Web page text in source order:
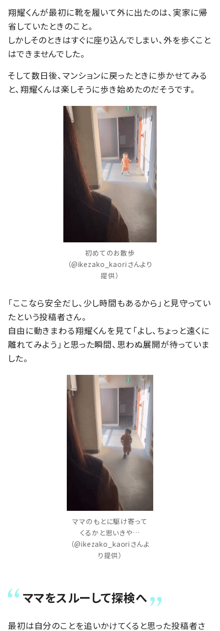
翔耀くんが最初に靴を履いて外に出たのは、実家に帰
省していたときのこと。
しかしそのときはすぐに座り込んでしまい、外を歩くこと
はできませんでした。
そして数日後、マンションに戻ったときに歩かせてみる
と、翔耀くんは楽しそうに歩き始めたのだそうです。
初めてのお散歩
（@ikezako_kaoriさんより
提供）
「ここなら安全だし、少し時間もあるから」と見守ってい
たという投稿者さん。
自由に動きまわる翔耀くんを見て「よし、ちょっと遠くに
離れてみよう」と思った瞬間、思わぬ展開が待っていま
した。
ママのもとに駆け寄って
くるかと思いきや…
（@ikezako_kaoriさんよ
り提供）
ママをスルーして探検へ
最初は自分のことを追いかけてくると思った投稿者さ